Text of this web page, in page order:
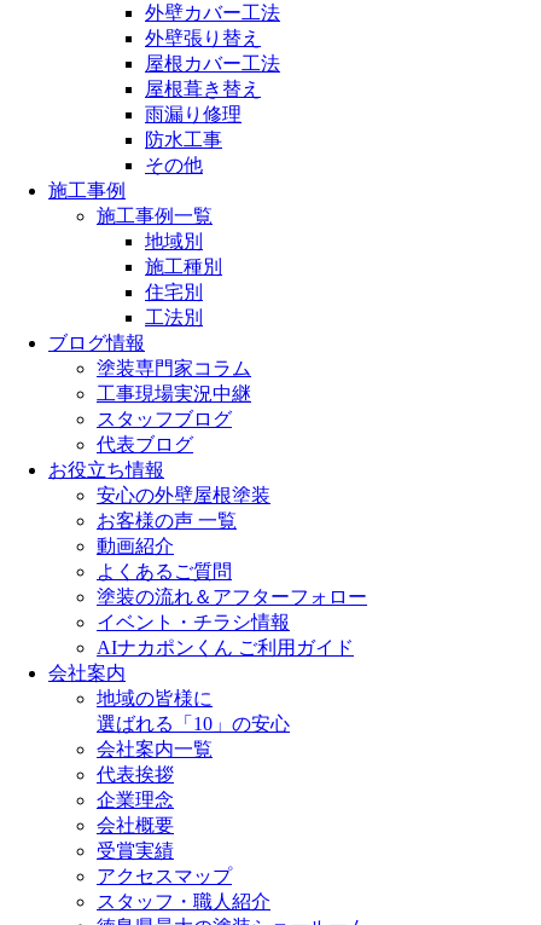
外壁カバー工法
外壁張り替え
屋根カバー工法
屋根葺き替え
雨漏り修理
防水工事
その他
施工事例
施工事例一覧
地域別
施工種別
住宅別
工法別
ブログ情報
塗装専門家コラム
工事現場実況中継
スタッフブログ
代表ブログ
お役立ち情報
安心の外壁屋根塗装
お客様の声 一覧
動画紹介
よくあるご質問
塗装の流れ＆アフターフォロー
イベント・チラシ情報
AIナカポンくん ご利用ガイド
会社案内
地域の皆様に
選ばれる「10」の安心
会社案内一覧
代表挨拶
企業理念
会社概要
受賞実績
アクセスマップ
スタッフ・職人紹介